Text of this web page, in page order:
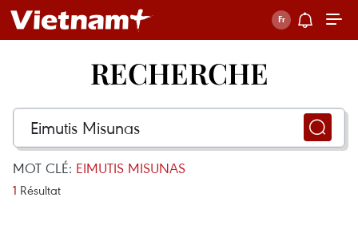
RECHERCHE
MOT CLÉ: EIMUTIS MISUNAS
1 Résultat